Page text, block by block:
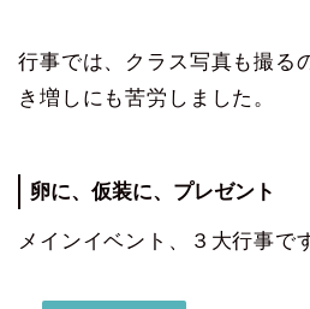
行事では、クラス写真も撮る
き増しにも苦労しました。
卵に、仮装に、プレゼント
メインイベント、３大行事で